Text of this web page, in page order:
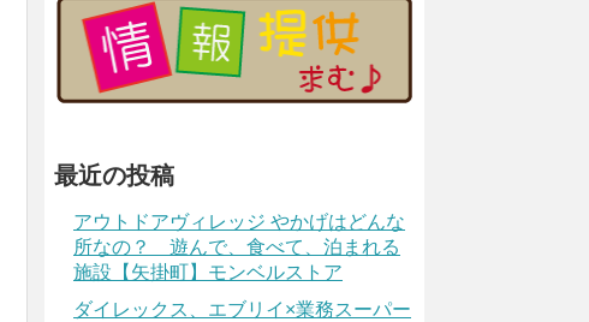
最近の投稿
アウトドアヴィレッジ やかげはどんな
所なの？ 遊んで、食べて、泊まれる
施設【矢掛町】モンベルストア
ダイレックス、エブリイ×業務スーパー